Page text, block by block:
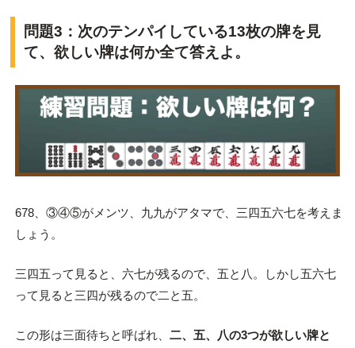
問題3：次のテンパイしている13枚の牌を見
て、欲しい牌は何か全て答えよ。
678、③④⑤がメンツ、九九がアタマで、三四五六七を考えま
しょう。
三四五って見ると、六七が残るので、五と八。しかし五六七
って見ると三四が残るので二と五。
この形は三面待ちと呼ばれ、 二、五、八の3つが欲しい牌と